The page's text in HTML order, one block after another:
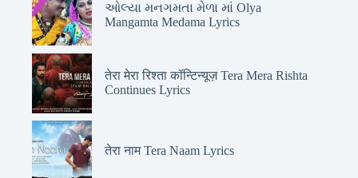
ઓલ્યા મનગમતા મેળા માં Olya
Mangamta Medama Lyrics
तेरा मेरा रिश्ता कॉन्टिन्यूज़ Tera Mera Rishta
Continues Lyrics
तेरा नाम Tera Naam Lyrics